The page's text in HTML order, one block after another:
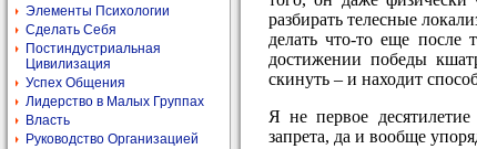
Элементы Психологии
Сделать Себя
Постиндустриальная
Цивилизация
Успех Общения
Лидерство в Малых Группах
Власть
Руководство Организацией
разбирать телесные
делать что-то еще после
достижении победы
скинуть – и находит
Я не первое десятилетие
запрета, да и вообще